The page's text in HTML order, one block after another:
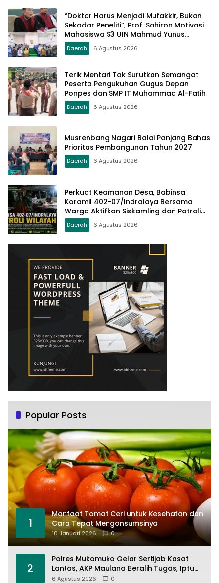
“Doktor Harus Menjadi Mufakkir, Bukan
Sekadar Peneliti”, Prof. Sahiron Motivasi
Mahasiswa S3 UIN Mahmud Yunus
Batusangkar
Daerah 6 Agustus 2026
Terik Mentari Tak Surutkan Semangat
Peserta Pengukuhan Gugus Depan
Ponpes dan SMP IT Muhammad Al-Fatih
Daerah 6 Agustus 2026
Musrenbang Nagari Balai Panjang Bahas
Prioritas Pembangunan Tahun 2027
Daerah 6 Agustus 2026
Perkuat Keamanan Desa, Babinsa
Koramil 402-07/Indralaya Bersama
Warga Aktifkan Siskamling dan Patroli
Terpadu
Daerah 6 Agustus 2026
Popular Posts
1
Manfaat Tomat Ceri untuk Kesehatan dan
Cara Tepat Mengonsumsinya
10 Januari 2026 0
2
Polres Mukomuko Gelar Sertijab Kasat
Lantas, AKP Maulana Beralih Tugas, Iptu
Dedi Napitupulu Jabat Kasat Lantas
6 Agustus 2026 0